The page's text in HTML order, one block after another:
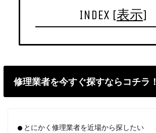
INDEX [表示]
修理業者を今すぐ探すならコチラ！
とにかく修理業者を近場から探したい